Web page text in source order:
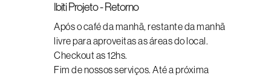
Ibiti Projeto - Retorno
Após o café da manhã, restante da manhã
livre para aproveitas as áreas do local.
Checkout as 12hs.
Fim de nossos serviços. Até a próxima